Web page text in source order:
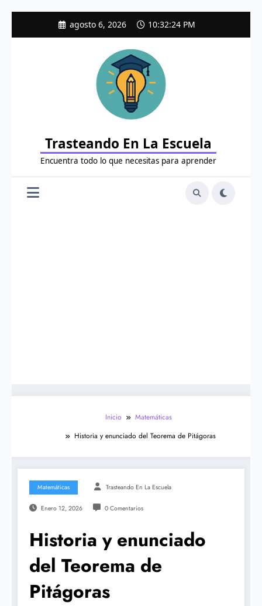
agosto 6, 2026 10:32:25 PM
Trasteando En La Escuela
Encuentra todo lo que necesitas para aprender
Inicio
Matemáticas
Historia y enunciado del Teorema de Pitágoras
Matemáticas Trasteando En La Escuela
Enero 12, 2026 0 Comentarios
Historia y enunciado
del Teorema de
Pitágoras